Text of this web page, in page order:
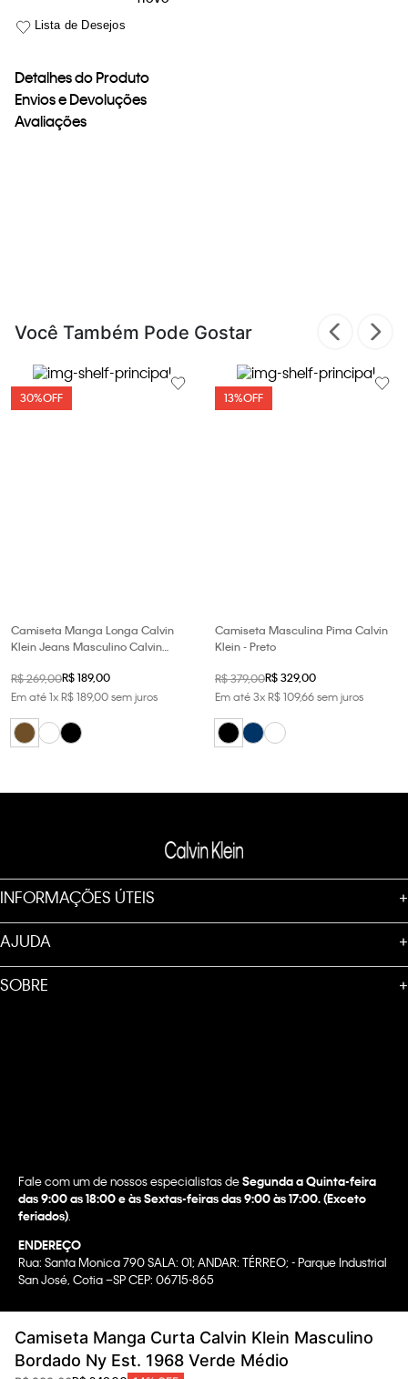
Detalhes do Produto
Envios e Devoluções
Avaliações
Camiseta Manga Curta Calvin Klein Masculino
Bordado Ny Est. 1968 Verde Médio
Você Também Pode Gostar
30%OFF
Camiseta Manga Longa Calvin
Klein Jeans Masculino Calvin
R$269,00R$189,00
Em até1xR$189,00sem juros
13%OFF
Camiseta Masculina Pima Calvin
Klein - Preto
R$379,00R$329,00
Em até3xR$109,66sem juros
INFORMAÇÕES ÚTEIS +
AJUDA +
SOBRE +
Fale com um de nossos especialistas deSegunda a Quinta-feira
das 9:00 as 18:00 e às Sextas-feiras das 9:00 às 17:00. (Exceto
feriados)
ENDEREÇO
Rua: Santa Monica 790 SALA: 01; ANDAR: TÉRREO; - Parque Industrial
San José, Cotia –SP CEP: 06715-865
WBR INDUSTRIA E COMERCIO DE VESTUARIO LTDA.
CNPJ 07.296.319/0058-90